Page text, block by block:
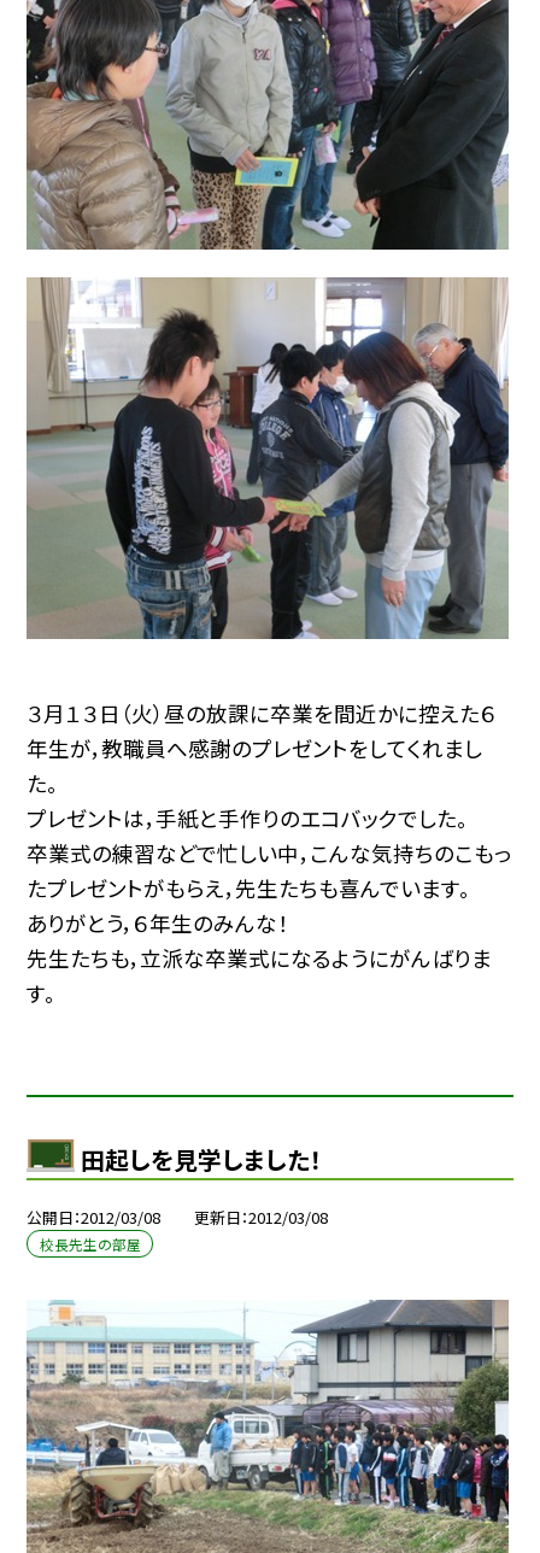
３月１３日（火）昼の放課に卒業を間近かに控えた６
年生が，教職員へ感謝のプレゼントをしてくれまし
た。
プレゼントは，手紙と手作りのエコバックでした。
卒業式の練習などで忙しい中，こんな気持ちのこもっ
たプレゼントがもらえ，先生たちも喜んでいます。
ありがとう，６年生のみんな！
先生たちも，立派な卒業式になるようにがんばりま
す。
田起しを見学しました！
公開日 2012/03/08 更新日 2012/03/08
校長先生の部屋